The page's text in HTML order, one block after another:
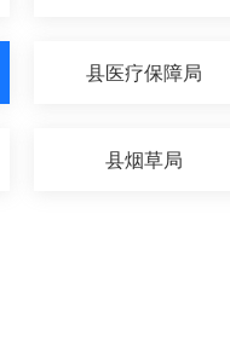
县医疗保障局
县烟草局